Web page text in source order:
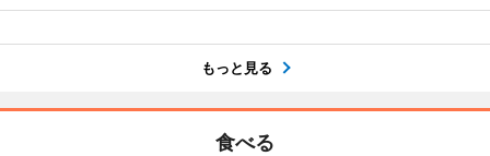
もっと見る
食べる